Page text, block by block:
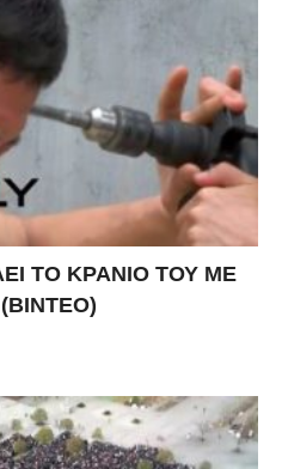
ΤΟ ΚΡΑΝΙΟ ΤΟΥ ΜΕ